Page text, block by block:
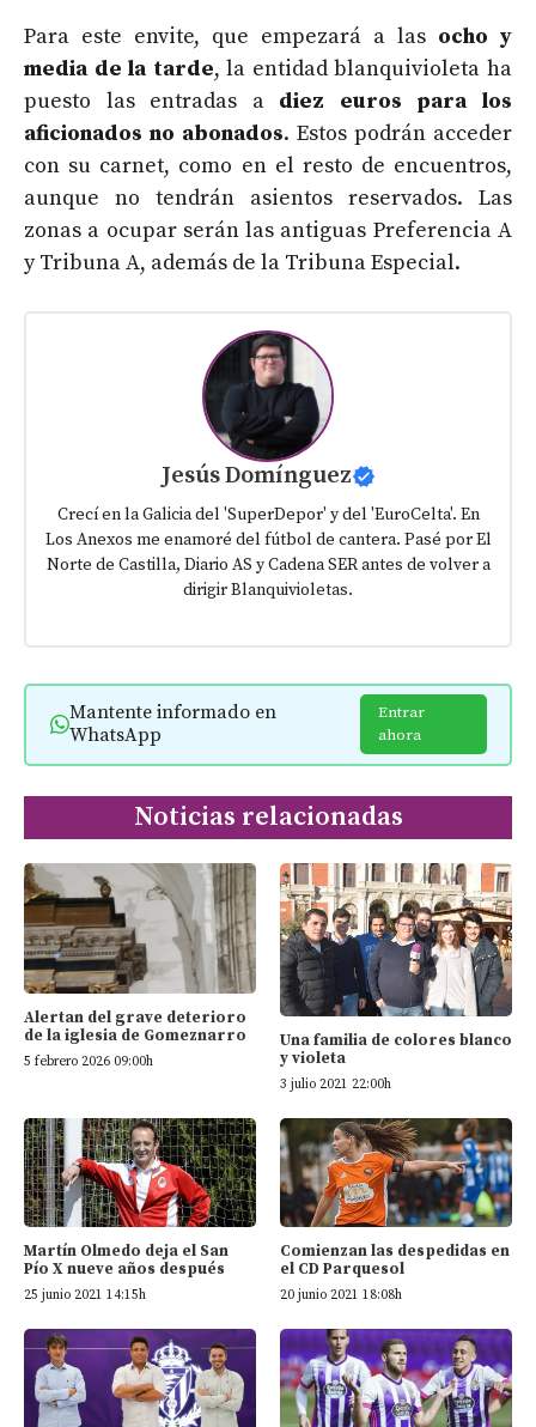
Para este envite, que empezará a las ocho y
media de la tarde, la entidad blanquivioleta ha
puesto las entradas a diez euros para los
aficionados no abonados. Estos podrán acceder
con su carnet, como en el resto de encuentros,
aunque no tendrán asientos reservados. Las
zonas a ocupar serán las antiguas Preferencia A
y Tribuna A, además de la Tribuna Especial.
Jesús Domínguez
Crecí en la Galicia del 'SuperDepor' y del 'EuroCelta'. En
Los Anexos me enamoré del fútbol de cantera. Pasé por El
Norte de Castilla, Diario AS y Cadena SER antes de volver a
dirigir Blanquivioletas.
Mantente informado en
WhatsApp
Entrar
ahora
Noticias relacionadas
Alertan del grave deterioro
de la iglesia de Gomeznarro
5 febrero 2026 09:00h
Una familia de colores blanco
y violeta
3 julio 2021 22:00h
Martín Olmedo deja el San
Pío X nueve años después
25 junio 2021 14:15h
Comienzan las despedidas en
el CD Parquesol
20 junio 2021 18:08h